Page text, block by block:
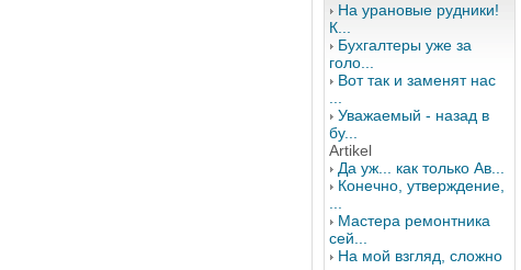
На урановые рудники!
К...
Бухгалтеры уже за
голо...
Вот так и заменят нас
Уважаемый - назад в
бу...
Artikel
Да уж... как только Ав...
Конечно, утверждение,
Мастера ремонтника
сей...
На мой взгляд, сложно